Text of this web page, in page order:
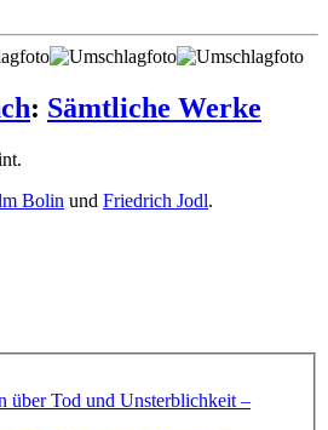
: Sämtliche Werke
Bolin und Friedrich Jodl.
über Tod und Unsterblichkeit –